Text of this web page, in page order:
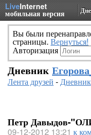
LiveInternet
мобильная версия
Вы были
страницы. Вернуться!
Авторизация
Дневник
Лента друзей -Дневник
Петр Давыдов-
09-12-2012 13:21 к